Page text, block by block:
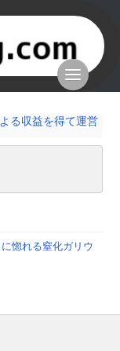
る収益を得て運営
惚れる窒化ガリウ